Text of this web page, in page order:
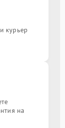
курьер
на